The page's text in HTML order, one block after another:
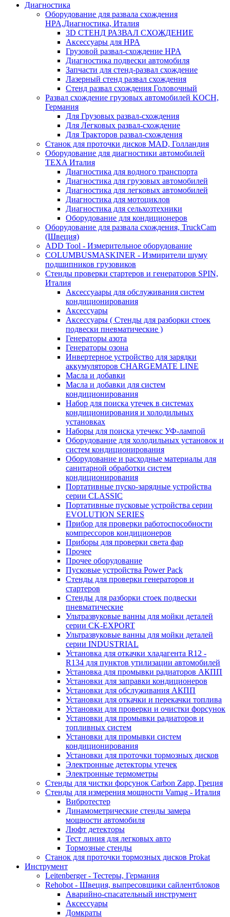
Диагностика
Оборудование для развала схождения
HPA,Диагностика, Италия
3D СТЕНД РАЗВАЛ СХОЖДЕНИЕ
Аксессуары для HPA
Грузовой развал-схождение HPA
Диагностика подвески автомобиля
Запчасти для стенд-развал схождение
Лазерный стенд развал схождения
Стенд развал схождения Головочный
Развал схождение грузовых автомобилей KOCH,
Германия
Для Грузовых развал-схождения
Для Легковых развал-схождение
Для Тракторов развал-схождения
Станок для проточки дисков MAD, Голландия
Оборудование для диагностики автомобилей
TEXA Италия
Диагностика для водного транспорта
Диагностика для грузовых автомобилей
Диагностика для легковых автомобилей
Диагностика для мотоциклов
Диагностика для сельхозтехники
Оборудование для кондиционеров
Оборудование для развала схождения, TruckCam
(Швеция)
ADD Tool - Измерительное оборудование
COLUMBUSMASKINER - Измирители шуму
подшипников грузовиков
Стенды проверки стартеров и генераторов SPIN,
Италия
Аксессуаары для обслуживания систем
кондиционирования
Аксессуары
Аксессуары ( Стенды для разборки стоек
подвески пневматические )
Генераторы азота
Генераторы озона
Инвертерное устройство для зарядки
аккумуляторов CHARGEMATE LINE
Масла и добавки
Масла и добавки для систем
кондиционирования
Набор для поиска утечек в системах
кондиционирования и холодильных
установках
Наборы для поиска утечекс УФ-лампой
Оборудование для холодильных установок и
систем кондиционирования
Оборудование и расходные материалы для
санитарной обработки систем
кондиционирования
Портативные пуско-зарядные устройства
серии CLASSIC
Портативные пусковые устройства серии
EVOLUTION SERIES
Прибор для проверки работоспособности
компрессоров кондиционеров
Приборы для проверки света фар
Прочее
Прочее оборудование
Пусковые устройства Power Pack
Стенды для проверки генераторов и
стартеров
Стенды для разборки стоек подвески
пневматические
Ультразвуковые ванны для мойки деталей
серии CK-EXPORT
Ультразвуковые ванны для мойки деталей
серии INDUSTRIAL
Установка для откачки хладагента R12 -
R134 для пунктов утилизации автомобилей
Установка для промывки радиаторов АКПП
Установки для заправки кондиционеров
Установки для обслуживания АКПП
Установки для откачки и перекачки топлива
Установки для проверки и очистки форсунок
Установки для промывки радиаторов и
топливных систем
Установки для промывки систем
кондиционирования
Установки для проточки тормозных дисков
Электронные детекторы утечек
Электронные термометры
Стенды для чистки форсунок Carbon Zapp, Греция
Стенды для измерения мощности Vamag - Италия
Вибротестер
Динамометрические стенды замера
мощности автомобиля
Люфт детекторы
Тест линия для легковых авто
Тормозные стенды
Станок для проточки тормозных дисков Prokat
Инструмент
Leitenberger - Тестеры, Германия
Rehobot - Швеция, выпресовщики сайлентблоков
Аварийно-спасательный инструмент
Аксессуары
Домкраты